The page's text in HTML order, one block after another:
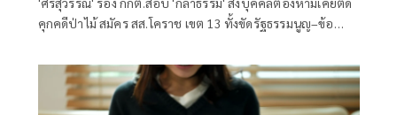
คุกคดีป่าไม้ สมัคร สส.โคราช เขต 13 ทั้งขัดรัฐธรรมนูญ–ข้อ
พรรค